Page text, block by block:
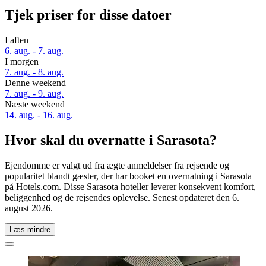
Tjek priser for disse datoer
I aften
6. aug. - 7. aug.
I morgen
7. aug. - 8. aug.
Denne weekend
7. aug. - 9. aug.
Næste weekend
14. aug. - 16. aug.
Hvor skal du overnatte i Sarasota?
Ejendomme er valgt ud fra ægte anmeldelser fra rejsende og
popularitet blandt gæster, der har booket en overnatning i Sarasota
på Hotels.com. Disse Sarasota hoteller leverer konsekvent komfort,
beliggenhed og de rejsendes oplevelse. Senest opdateret den 6.
august 2026.
Læs mindre